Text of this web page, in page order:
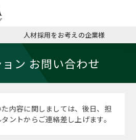
ミッシ
コンサ
お申し
キャリ
キャリ
MBAの
MBA留
日本か
英文レ
パワー
人材採用をお考えの企業様
ン お問い合わせ
内容に関しましては、後日、担
ントからご連絡差し上げます。